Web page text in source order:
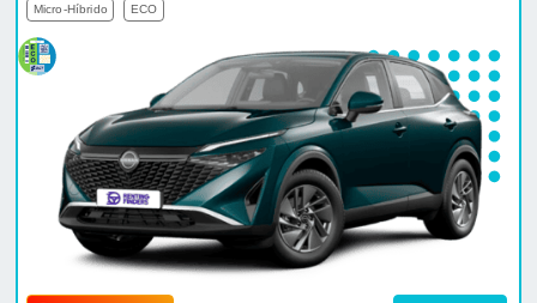
Micro-Híbrido ECO